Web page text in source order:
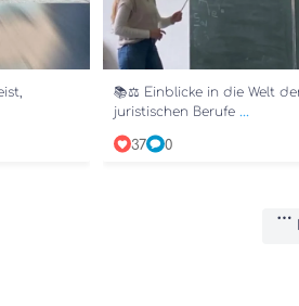
📚⚖️ Einblicke in die Welt
juristischen Berufe ...
37 0